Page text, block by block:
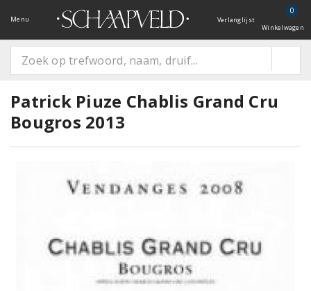
Menu Verlanglijst
0
Winkelwagen
Patrick Piuze Chablis Grand Cru
Bougros 2013